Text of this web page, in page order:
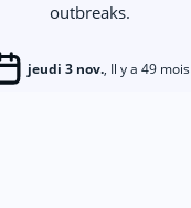
outbreaks.
jeudi 3 nov., Il y a 49 mois